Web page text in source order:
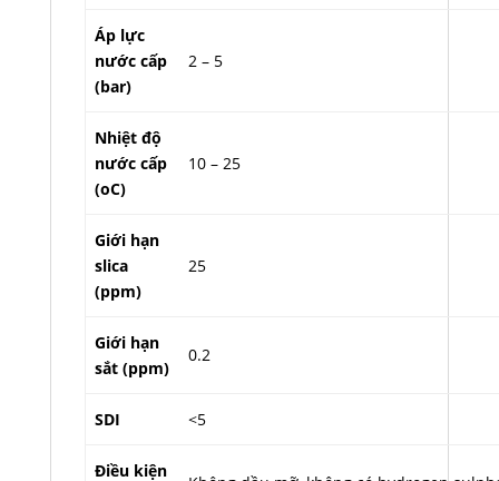
Áp lực
nước cấp
(bar)
2 – 5
Nhiệt độ
nước cấp
(oC)
10 – 25
Giới hạn
slica
(ppm)
25
Giới hạn
sắt (ppm)
0.2
SDI <5
Điều kiện